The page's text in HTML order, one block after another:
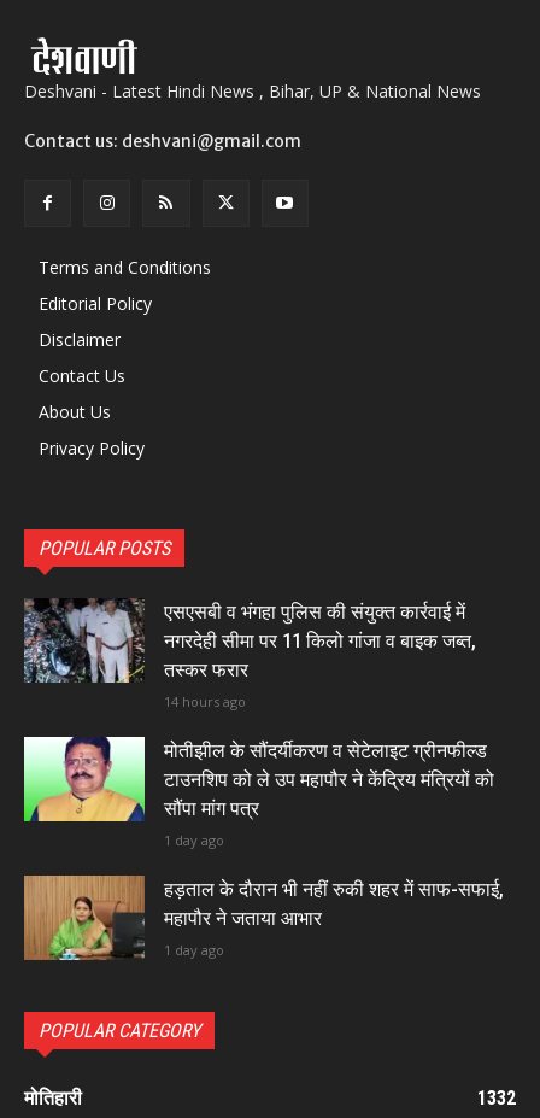
Deshvani - Latest Hindi News , Bihar, UP & National News
Contact us: deshvani@gmail.com
Terms and Conditions
Editorial Policy
Disclaimer
Contact Us
About Us
Privacy Policy
POPULAR POSTS
एसएसबी व भंगहा पुलिस की संयुक्त कार्रवाई में
नगरदेही सीमा पर 11 किलो गांजा व बाइक जब्त,
तस्कर फरार
14 hours ago
मोतीझील के सौंदर्यीकरण व सेटेलाइट ग्रीनफील्ड
टाउनशिप को ले उप महापौर ने केंद्रिय मंत्रियों को
सौंपा मांग पत्र
1 day ago
हड़ताल के दौरान भी नहीं रुकी शहर में साफ-सफाई,
महापौर ने जताया आभार
1 day ago
POPULAR CATEGORY
मोतिहारी 1332